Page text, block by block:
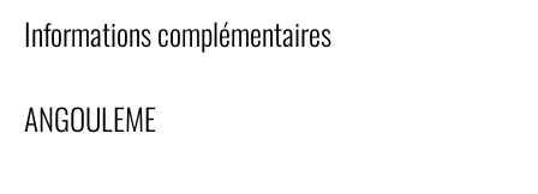
Informations complémentaires
ANGOULEME